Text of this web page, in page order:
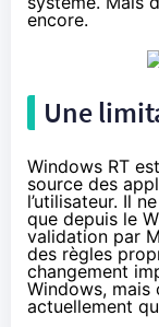
encore.
Une
Windows RT
source des
l’utilisateur. Il
que depuis le
validation par
des règles
changement
Windows, mais
actuellement